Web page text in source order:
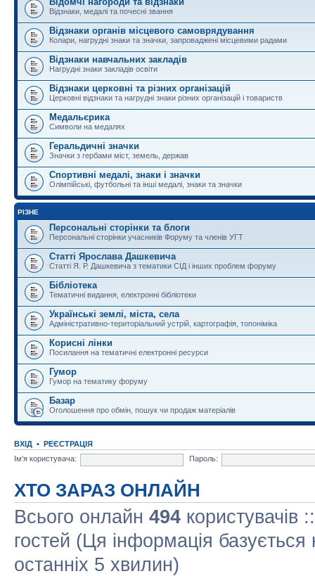
Відзнаки, медалі та почесні звання
Відзнаки органів місцевого самоврядування
Колари, нагрудні знаки та значки, запроваджені місцевими радами
Відзнаки навчальних закладів
Нагрудні знаки закладів освіти
Відзнаки церковні та різних організацій
Церковні відзнаки та нагрудні знаки різних організацій і товариств
Медальєрика
Символи на медалях
Геральдичні значки
Значки з гербами міст, земель, держав
Спортивні медалі, знаки і значки
Олімпійські, футбольні та інші медалі, знаки та значки
РІЗНЕ
Персональні сторінки та блоги
Персональні сторінки учасників Форуму та членів УГТ
Статті Ярослава Дашкевича
Статті Я. Р. Дашкевича з тематики СІД і інших проблем форуму
Бібліотека
Тематичні видання, електронні бібліотеки
Українські землі, міста, села
Адміністративно-територіальний устрій, картографія, топоніміка
Корисні лінки
Посилання на тематичні електронні ресурси
Гумор
Гумор на тематику форуму
Базар
Оголошення про обмін, пошук чи продаж матеріалів
ВХІД • РЕЄСТРАЦІЯ
Ім'я користувача:
Пароль:
ХТО ЗАРАЗ ОНЛАЙН
Всього онлайн 494 користувачів
гостей (Ця інформація базується
останніх 5 хвилин)